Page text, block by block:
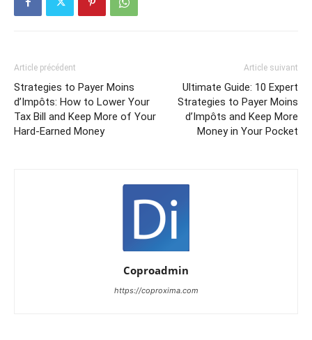
Article précédent
Strategies to Payer Moins
d’Impôts: How to Lower Your
Tax Bill and Keep More of Your
Hard-Earned Money
Article suivant
Ultimate Guide: 10 Expert
Strategies to Payer Moins
d’Impôts and Keep More
Money in Your Pocket
Coproadmin
https://coproxima.com